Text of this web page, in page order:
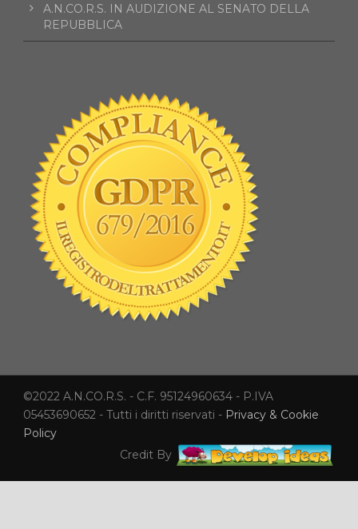
A.N.CO.R.S. IN AUDIZIONE AL SENATO DELLA
REPUBBLICA
©2022 A.N.CO.R.S. - C.F. 95124960634 - P.IVA
05453690652 - Tutti i diritti riservati - Privacy & Cookie
Policy
Credit By